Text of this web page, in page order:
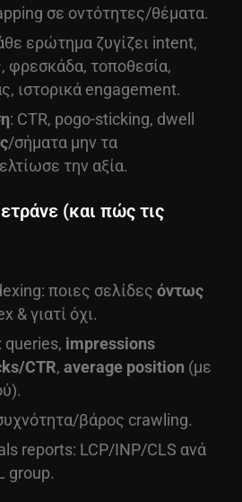
σε οντότητες/θέματα.
ερώτημα ζυγίζει intent,
φρεσκάδα, τοποθεσία,
ιστορικά engagement.
: CTR, pogo-sticking, dwell
/σήματα μην τα
την αξία.
(και πώς τις
ποιες σελίδες όντως
& γιατί όχι.
queries, impressions
CTR, average position (με
βάρος crawling.
reports: LCP/INP/CLS ανά
group.